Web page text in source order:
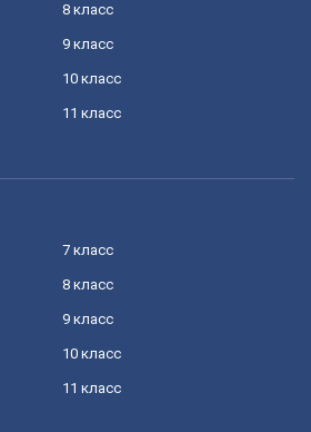
8 класс
9 класс
10 класс
11 класс
7 класс
8 класс
9 класс
10 класс
11 класс